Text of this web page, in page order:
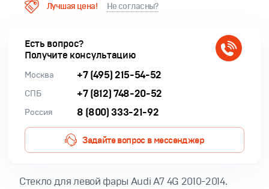
Лучшая цена! Не согласны?
Есть вопрос?
Получите консультацию
Москва +7 (495) 215-54-52
СПБ +7 (812) 748-20-52
Россия 8 (800) 333-21-92
Задайте вопрос в мессенджер
Cтекло для левой фары Audi A7 4G 2010-2014.